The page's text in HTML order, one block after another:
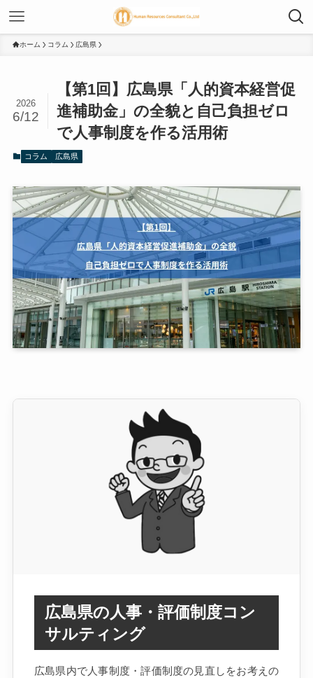
ホーム コラム 広島県
【第1回】広島県「人的資本経営促
進補助金」の全貌と自己負担ゼロ
で人事制度を作る活用術
2026
6/12
コラム 広島県
広島県の人事・評価制度コン
サルティング
広島県内で人事制度・評価制度の見直しをお考えの